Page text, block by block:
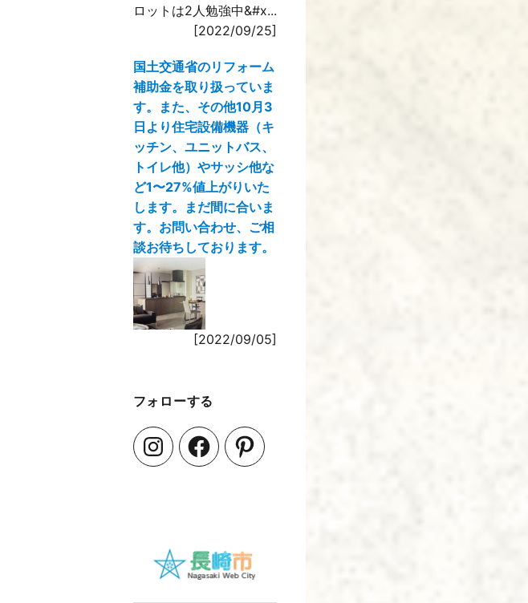
ロットは2人勉強中&#x...
[2022/09/25]
国土交通省のリフォーム
補助金を取り扱っていま
す。また、その他10月3
日より住宅設備機器（キ
ッチン、ユニットバス、
トイレ他）やサッシ他な
ど1〜27%値上がりいた
します。まだ間に合いま
す。お問い合わせ、ご相
談お待ちしております。
[2022/09/05]
フォローする